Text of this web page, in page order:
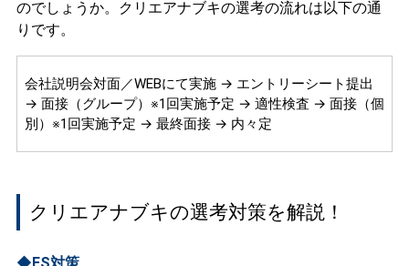
のでしょうか。クリエアナブキの選考の流れは以下の通
りです。
会社説明会対面／WEBにて実施 → エントリーシート提出
→ 面接（グループ）※1回実施予定 → 適性検査 → 面接（個
別）※1回実施予定 → 最終面接 → 内々定
クリエアナブキの選考対策を解説！